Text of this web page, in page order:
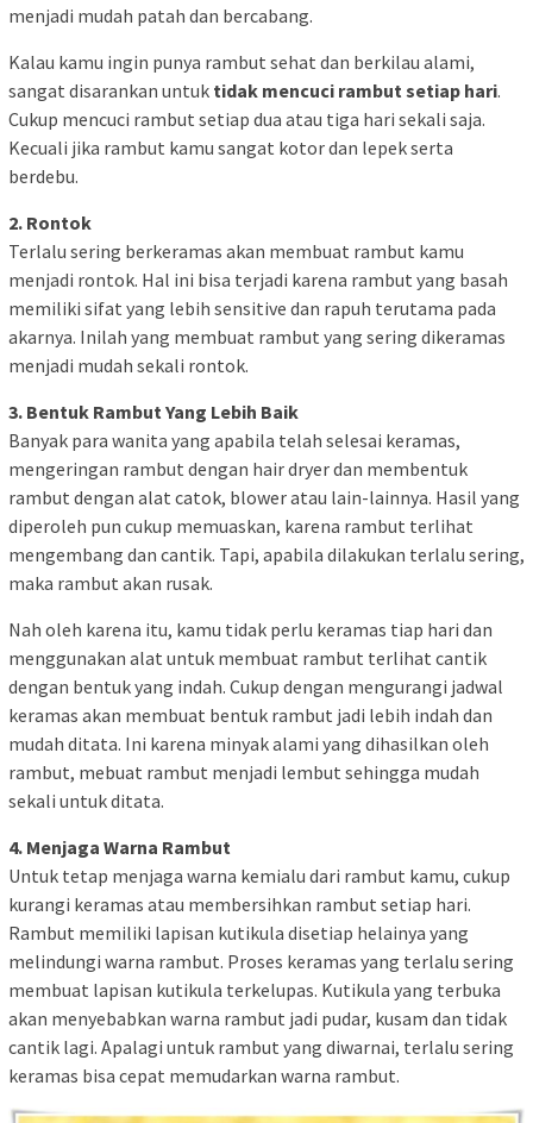
menjadi mudah patah dan bercabang.
Kalau kamu ingin punya rambut sehat dan berkilau alami,
sangat disarankan untuk tidak mencuci rambut setiap hari.
Cukup mencuci rambut setiap dua atau tiga hari sekali saja.
Kecuali jika rambut kamu sangat kotor dan lepek serta
berdebu.
2. Rontok
Terlalu sering berkeramas akan membuat rambut kamu
menjadi rontok. Hal ini bisa terjadi karena rambut yang basah
memiliki sifat yang lebih sensitive dan rapuh terutama pada
akarnya. Inilah yang membuat rambut yang sering dikeramas
menjadi mudah sekali rontok.
3. Bentuk Rambut Yang Lebih Baik
Banyak para wanita yang apabila telah selesai keramas,
mengeringan rambut dengan hair dryer dan membentuk
rambut dengan alat catok, blower atau lain-lainnya. Hasil yang
diperoleh pun cukup memuaskan, karena rambut terlihat
mengembang dan cantik. Tapi, apabila dilakukan terlalu sering,
maka rambut akan rusak.
Nah oleh karena itu, kamu tidak perlu keramas tiap hari dan
menggunakan alat untuk membuat rambut terlihat cantik
dengan bentuk yang indah. Cukup dengan mengurangi jadwal
keramas akan membuat bentuk rambut jadi lebih indah dan
mudah ditata. Ini karena minyak alami yang dihasilkan oleh
rambut, mebuat rambut menjadi lembut sehingga mudah
sekali untuk ditata.
4. Menjaga Warna Rambut
Untuk tetap menjaga warna kemialu dari rambut kamu, cukup
kurangi keramas atau membersihkan rambut setiap hari.
Rambut memiliki lapisan kutikula disetiap helainya yang
melindungi warna rambut. Proses keramas yang terlalu sering
membuat lapisan kutikula terkelupas. Kutikula yang terbuka
akan menyebabkan warna rambut jadi pudar, kusam dan tidak
cantik lagi. Apalagi untuk rambut yang diwarnai, terlalu sering
keramas bisa cepat memudarkan warna rambut.